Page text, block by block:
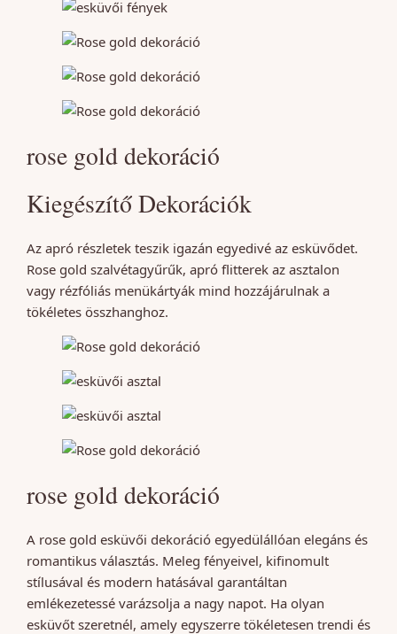
rose gold dekoráció
Kiegészítő Dekorációk
Az apró részletek teszik igazán egyedivé az esküvődet.
Rose gold szalvétagyűrűk, apró flitterek az asztalon
vagy rézfóliás menükártyák mind hozzájárulnak a
tökéletes összhanghoz.
rose gold dekoráció
A rose gold esküvői dekoráció egyedülállóan elegáns és
romantikus választás. Meleg fényeivel, kifinomult
stílusával és modern hatásával garantáltan
emlékezetessé varázsolja a nagy napot. Ha olyan
esküvőt szeretnél, amely egyszerre tökéletesen trendi és